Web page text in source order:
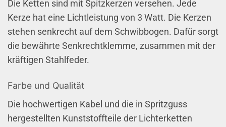
Die Ketten sind mit Spitzkerzen versehen. Jede
Kerze hat eine Lichtleistung von 3 Watt. Die Kerzen
stehen senkrecht auf dem Schwibbogen. Dafür sorgt
die bewährte Senkrechtklemme, zusammen mit der
kräftigen Stahlfeder.
Farbe und Qualität
Die hochwertigen Kabel und die in Spritzguss
hergestellten Kunststoffteile der Lichterketten